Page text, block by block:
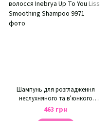
Шампунь для розгладження
неслухняного та в’юнкого
волосся Inebrya Up To You Liss
Smoothing Shampoo
463 грн